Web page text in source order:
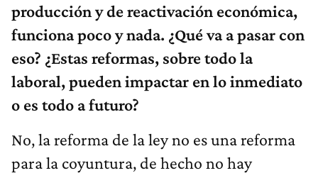
producción y de reactivación económica,
funciona poco y nada. ¿Qué va a pasar con
eso? ¿Estas reformas, sobre todo la
laboral, pueden impactar en lo inmediato
o es todo a futuro?
No, la reforma de la ley no es una reforma
para la coyuntura, de hecho no hay